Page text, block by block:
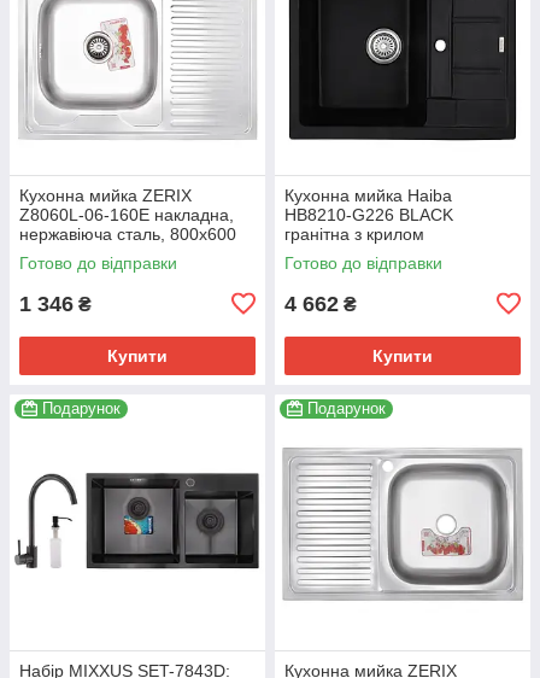
Кухонна мийка ZERIX
Z8060L-06-160E накладна,
нержавіюча сталь, 800x600
мм, матова (ZX1616)
Готово до відправки
1 346 ₴
Купити
Кухонна мийка Haiba
HB8210-G226 BLACK
гранітна з крилом
620x500x200 мм (HB0983)
Готово до відправки
4 662 ₴
Купити
Подарунок
Набір MIXXUS SET-7843D:
Подарунок
Кухонна мийка ZERIX